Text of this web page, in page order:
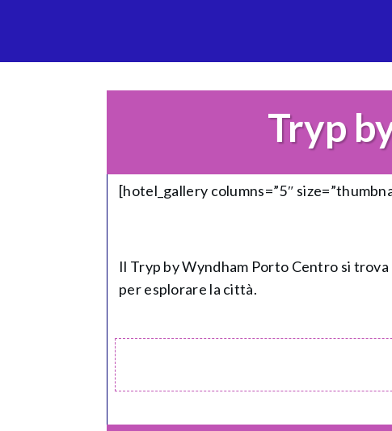
Tryp
[hotel_gallery columns=”5″
Il Tryp by Wyndham Porto Centro si
per esplorare la città.